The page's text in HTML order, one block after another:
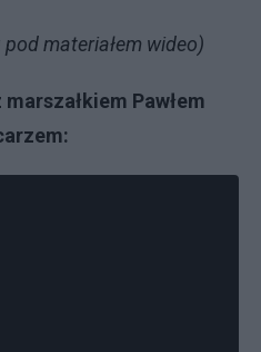
materiałem wideo)
Pawłem